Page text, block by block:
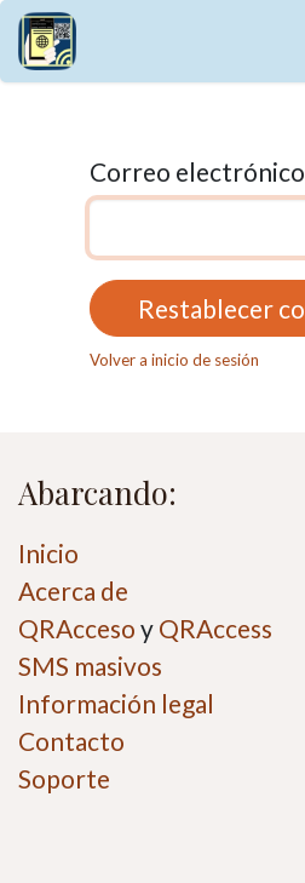
Ir al contenido
Correo electrónico
Restablecer
Volver a inicio de sesión
Abarcando:
Inicio
Acerca de
QRAcceso y QRAccess
SMS masivos
Información legal
Contacto
Soporte